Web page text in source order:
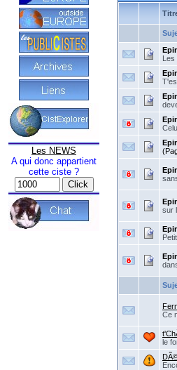
Les NEWS
A qui donc appartient
cette ciste ?
Les
sur
Ce
le